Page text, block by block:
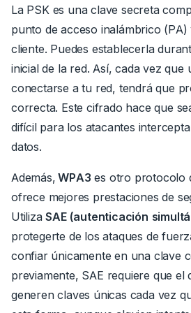
La PSK es una clave secreta
punto de acceso inalámbrico (PA)
cliente. Puedes establecerla
inicial de la red. Así, cada vez que
conectarse a tu red, tendrá que
correcta. Este cifrado hace que
difícil para los atacantes
datos.
Además, WPA3 es otro protocolo
ofrece mejores prestaciones de
UtilizaSAE (autenticación
protegerte de los ataques de
confiar únicamente en una clave
previamente, SAE requiere que el
generen claves únicas cada vez